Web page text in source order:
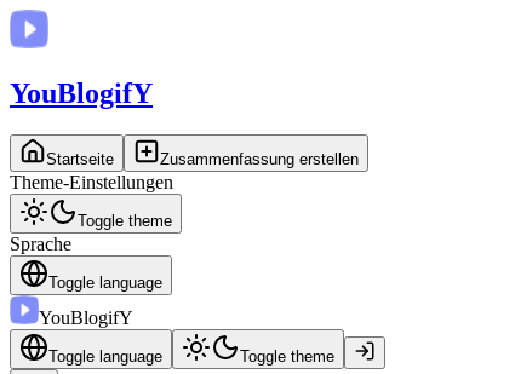
YouBlogifY
Startseite Zusammenfassung erstellen
Theme-Einstellungen
Toggle theme
Sprache
Toggle language
YouBlogifY
Toggle language Toggle theme